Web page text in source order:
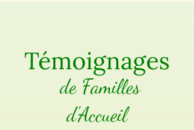
de Familles
d'Accueil
Témoignages